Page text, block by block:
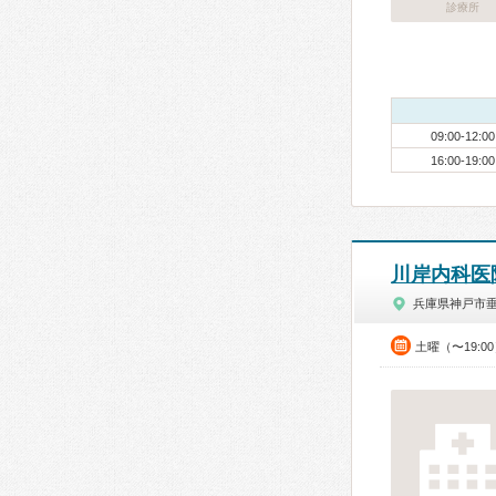
診療所
09:00-12:00
16:00-19:00
川岸内科医
兵庫県神戸市
土曜（〜19:00